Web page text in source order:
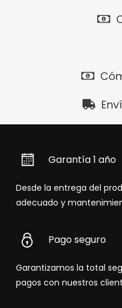
Garantía 1 año
Desde la entrega del
adecuado y
Pago seguro
Garantizamos la total
pagos con nuestros